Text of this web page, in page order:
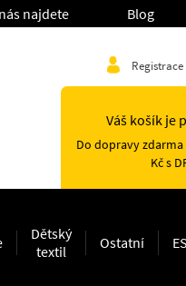
najdete Blog
Registrace
Váš košík je
Do dopravy zdarma
Kč s
Dětský
textil
Ostatní